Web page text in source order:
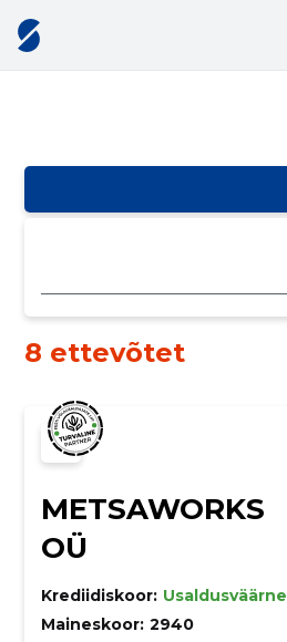
8 ettevõtet
METSAWORKS
OÜ
Krediidiskoor: Usaldusväärne
Maineskoor: 2940